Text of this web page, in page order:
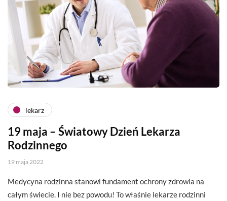
lekarz
19 maja – Światowy Dzień Lekarza
Rodzinnego
19 maja 2022
Medycyna rodzinna stanowi fundament ochrony zdrowia na
całym świecie. I nie bez powodu! To właśnie lekarze rodzinni